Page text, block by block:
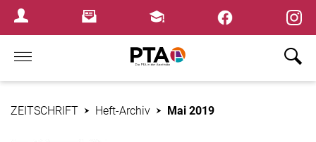
Login MenuNewsletterFortbildungen
Home
ZEITSCHRIFT Heft-Archiv Mai 2019
×